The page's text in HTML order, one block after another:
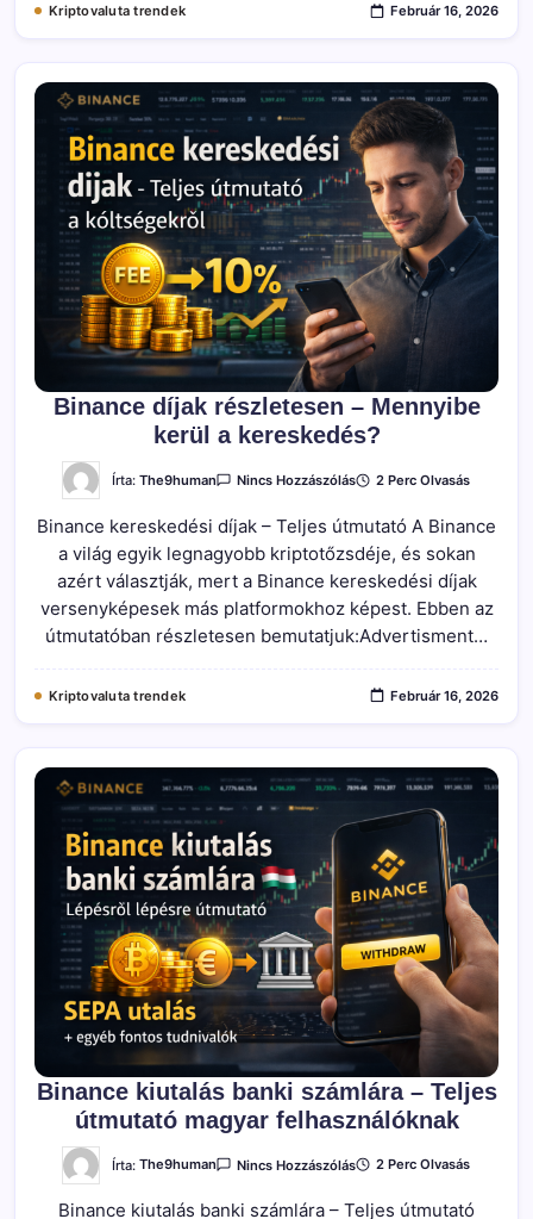
Kriptovaluta trendek Február 16, 2026
Binance díjak részletesen – Mennyibe
kerül a kereskedés?
Írta: The9human Nincs HozzászólásA(z)
Részletesen
Mennyibe
Kerül
A
Kereskedés?
Bejegyzéshez
2 Perc Olvasás
Binance kereskedési díjak – Teljes útmutató A Binance
a világ egyik legnagyobb kriptotőzsdéje, és sokan
azért választják, mert a Binance kereskedési díjak
versenyképesek más platformokhoz képest. Ebben az
útmutatóban részletesen bemutatjuk:Advertisment…
Kriptovaluta trendek Február 16, 2026
Binance kiutalás banki számlára – Teljes
útmutató magyar felhasználóknak
Írta: The9human Nincs HozzászólásA(z)
Banki
2 Perc Olvasás
Binance kiutalás banki számlára – Teljes útmutató